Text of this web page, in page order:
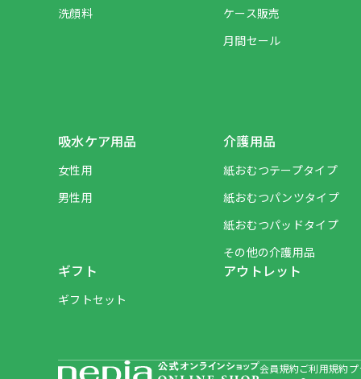
洗顔料
ケース販売
月間セール
吸水ケア用品
女性用
男性用
介護用品
紙おむつテープタイプ
紙おむつパンツタイプ
紙おむつパッドタイプ
その他の介護用品
ギフト
ギフトセット
アウトレット
会員規約ご利用規約